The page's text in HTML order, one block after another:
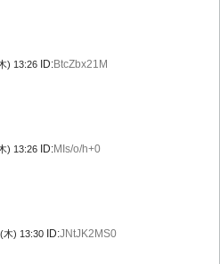
) 13:26 ID:BtcZbx21M
) 13:26 ID:MIs/o/h+0
木) 13:30 ID:JNtJK2MS0